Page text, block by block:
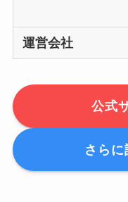
運営会社
公式
さら